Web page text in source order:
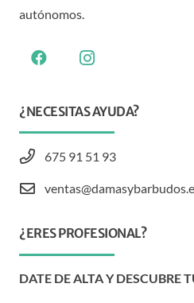
autónomos.
¿NECESITAS AYUDA?
675 91 51 93
¿ERES PROFESIONAL?
DATE DE ALTA Y DESCUBRE